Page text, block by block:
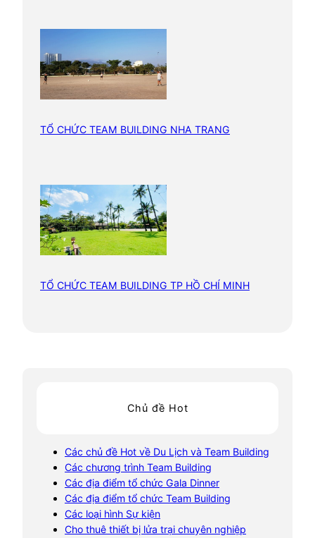
TỔ CHỨC TEAM BUILDING NHA TRANG
TỔ CHỨC TEAM BUILDING TP HỒ CHÍ MINH
Chủ đề Hot
Các chủ đề Hot về Du Lịch và Team Building
Các chương trình Team Building
Các địa điểm tổ chức Gala Dinner
Các địa điểm tổ chức Team Building
Các loại hình Sự kiện
Cho thuê thiết bị lửa trại chuyên nghiệp